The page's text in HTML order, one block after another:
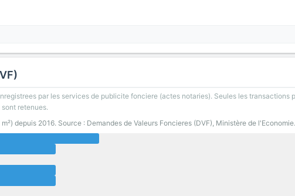
par les services de publicite fonciere (actes notaries). Seules les transactions
retenues.
depuis 2016. Source : Demandes de Valeurs Foncieres (DVF), Ministère de l'Economie.